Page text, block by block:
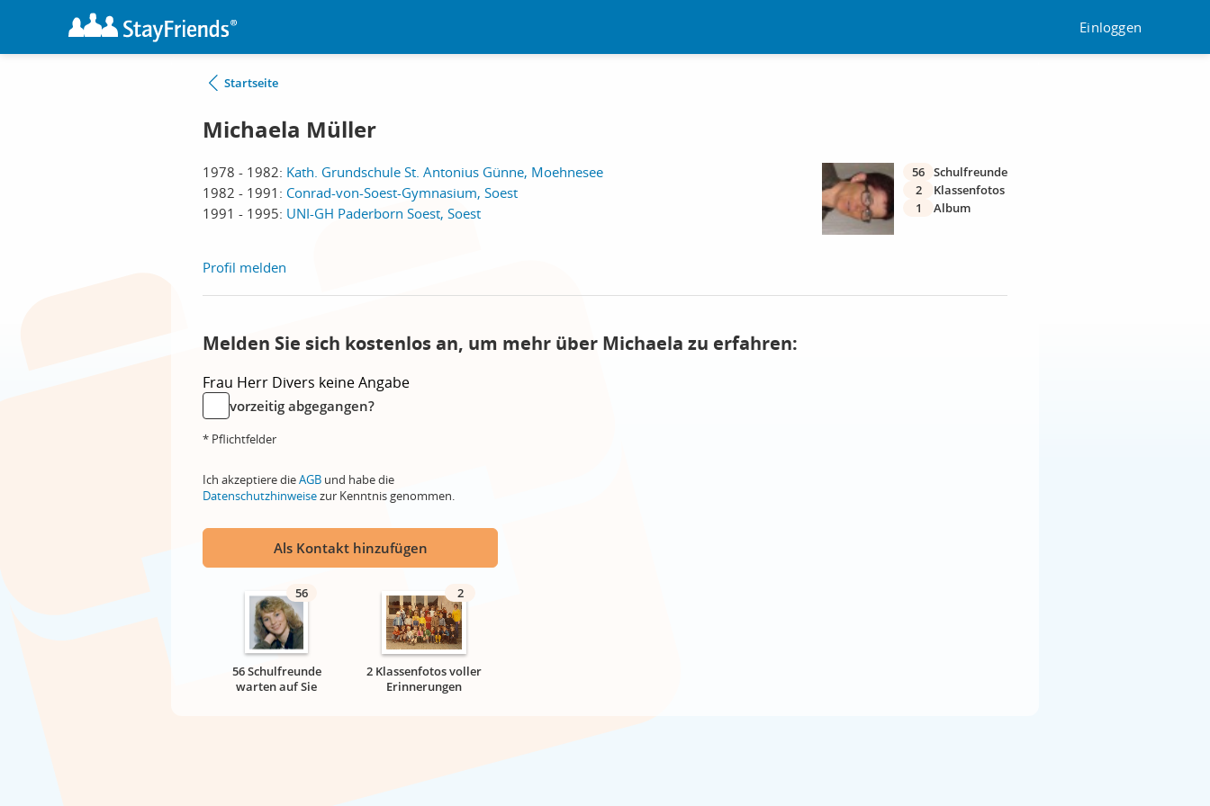
Einloggen
Startseite
Michaela Müller
1978 - 1982: Kath. Grundschule St. Antonius Günne, Moehnesee
1982 - 1991: Conrad-von-Soest-Gymnasium, Soest
1991 - 1995: UNI-GH Paderborn Soest, Soest
56 Schulfreunde
2
Klassenfotos
1
Album
Profil melden
Melden Sie sich kostenlos an, um mehr über Michaela zu erfahren:
Frau Herr Divers keine Angabe
vorzeitig abgegangen?
* Pflichtfelder
Ich akzeptiere dieAGB und habe die
Datenschutzhinweisezur Kenntnis genommen.
Als Kontakt hinzufügen
56
56 Schulfreunde
warten auf Sie
2
2 Klassenfotos voller
Erinnerungen